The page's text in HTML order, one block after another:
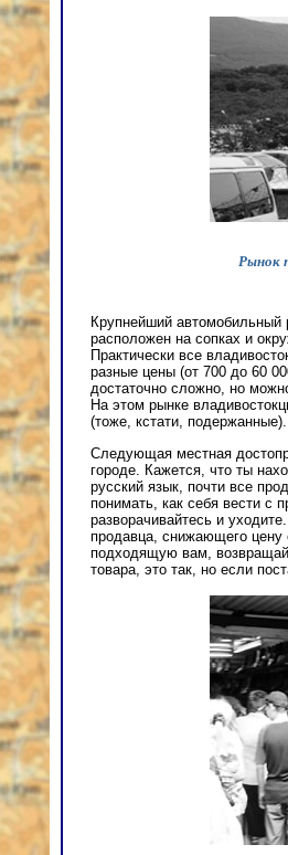
Рынок
Крупнейший автомобильный
расположен на сопках и
Практически все
разные цены (от 700 до 60
достаточно сложно, но
На этом рынке
(тоже, кстати, подержанные).
Следующая местная
городе. Кажется, что ты
русский язык, почти все
понимать, как себя вести с
разворачивайтесь и
продавца, снижающего
подходящую вам,
товара, это так, но если